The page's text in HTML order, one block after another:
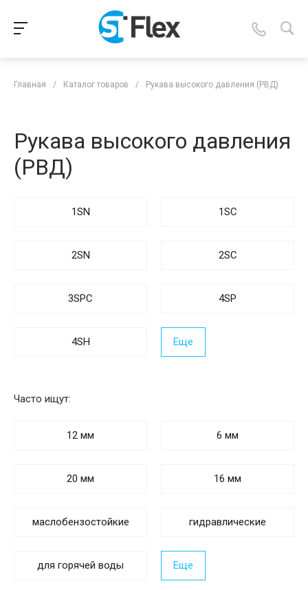
Главная / Каталог товаров / Рукава высокого давления (РВД)
Рукава высокого давления
(РВД)
1SN 1SC
2SN 2SC
3SPC 4SP
4SH Еще
Часто ищут:
12 мм 6 мм
20 мм 16 мм
маслобензостойкие гидравлические
для горячей воды Еще